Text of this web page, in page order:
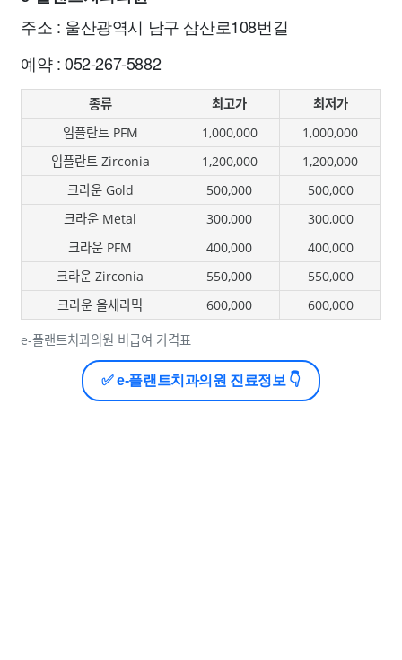
주소 : 울산광역시 남구 삼산로108번길
예약 : 052-267-5882
e-플랜트치과의원 비급여 가격표
종류 최고가
최저가
임플란트 PFM
1,000,000
1,000,000
임플란트 Zirconia
1,200,000
1,200,000
크라운 Gold
500,000
500,000
크라운 Metal
300,000
300,000
크라운 PFM
400,000
400,000
크라운 Zirconia
550,000
550,000
크라운 올세라믹
600,000 600,000
✅ e-플랜트치과의원 진료정보 👇